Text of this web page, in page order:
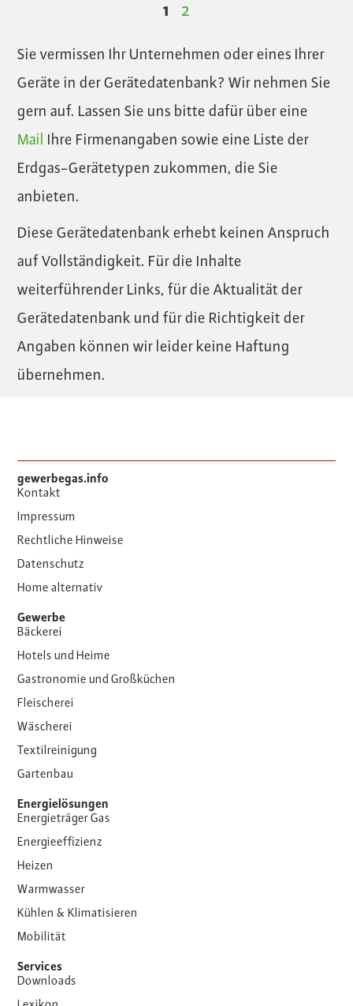
1 2
Sie vermissen Ihr Unternehmen oder eines Ihrer
Geräte in der Gerätedatenbank? Wir nehmen Sie
gern auf. Lassen Sie uns bitte dafür über eine
Mail
Ihre Firmenangaben sowie eine Liste der
Erdgas-Gerätetypen zukommen, die Sie
anbieten.
Diese Gerätedatenbank erhebt keinen Anspruch
auf Vollständigkeit. Für die Inhalte
weiterführender Links, für die Aktualität der
Gerätedatenbank und für die Richtigkeit der
Angaben können wir leider keine Haftung
übernehmen.
gewerbegas.info
Kontakt
Impressum
Rechtliche Hinweise
Datenschutz
Home alternativ
Gewerbe
Bäckerei
Hotels und Heime
Gastronomie und Großküchen
Fleischerei
Wäscherei
Textilreinigung
Gartenbau
Energielösungen
Energieträger Gas
Energieeffizienz
Heizen
Warmwasser
Kühlen & Klimatisieren
Mobilität
Services
Downloads